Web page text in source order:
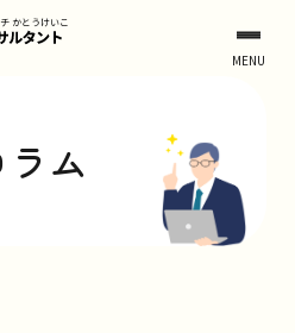
かとうけいこ
MENU
ラム